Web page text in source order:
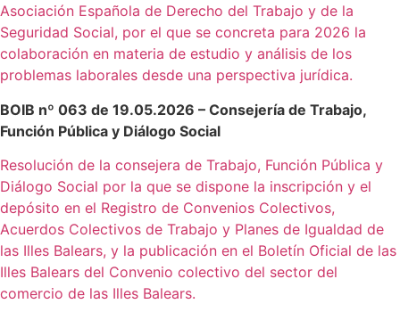
Asociación Española de Derecho del Trabajo y de la
Seguridad Social, por el que se concreta para 2026 la
colaboración en materia de estudio y análisis de los
problemas laborales desde una perspectiva jurídica.
BOIB nº 063 de 19.05.2026 – Consejería de Trabajo,
Función Pública y Diálogo Social
Resolución de la consejera de Trabajo, Función Pública y
Diálogo Social por la que se dispone la inscripción y el
depósito en el Registro de Convenios Colectivos,
Acuerdos Colectivos de Trabajo y Planes de Igualdad de
las Illes Balears, y la publicación en el Boletín Oficial de las
Illes Balears del Convenio colectivo del sector del
comercio de las Illes Balears.